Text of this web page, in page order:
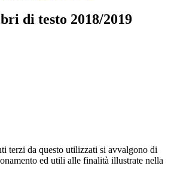
di testo 2018/2019
terzi da questo utilizzati si avvalgono di
ed utili alle finalità illustrate nella